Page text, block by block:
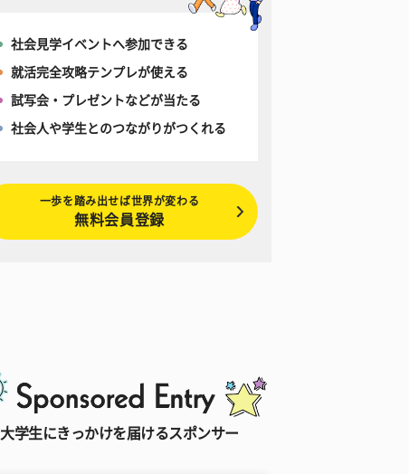
社会見学イベントへ参加できる
就活完全攻略テンプレが使える
試写会・プレゼントなどが当たる
社会人や学生とのつながりがつくれる
一歩を踏み出せば世界が変わる
無料会員登録
大学生にきっかけを届けるスポンサー